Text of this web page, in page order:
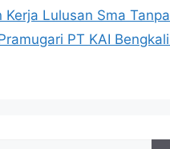
Kerja Lulusan Sma Tanpa
PT KAI